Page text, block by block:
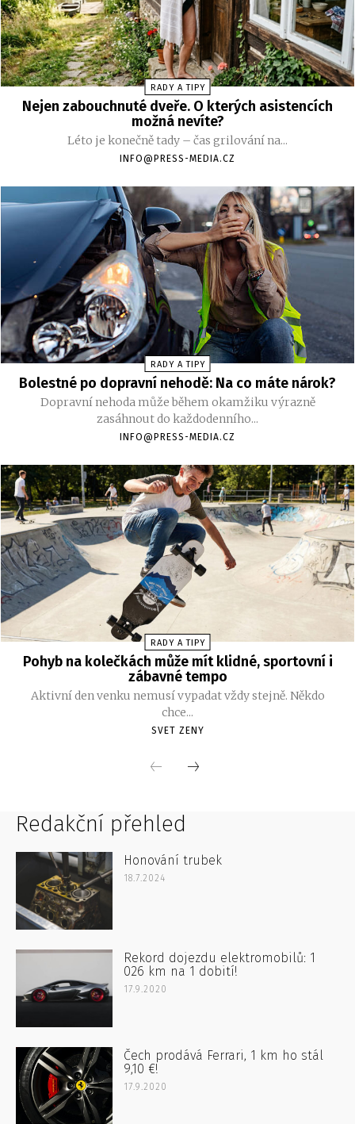
Redakční přehled
Honování trubek
18.7.2024
Rekord dojezdu elektromobilů: 1
026 km na 1 dobití!
17.9.2020
Čech prodává Ferrari, 1 km ho stál
9,10 €!
17.9.2020